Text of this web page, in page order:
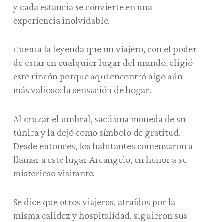
y cada estancia se convierte en una
experiencia inolvidable.
Cuenta la leyenda que un viajero, con el poder
de estar en cualquier lugar del mundo, eligió
este rincón porque aquí encontró algo aún
más valioso: la sensación de hogar.
Al cruzar el umbral, sacó una moneda de su
túnica y la dejó como símbolo de gratitud.
Desde entonces, los habitantes comenzaron a
llamar a este lugar Arcangelo, en honor a su
misterioso visitante.
Se dice que otros viajeros, atraídos por la
misma calidez y hospitalidad, siguieron sus